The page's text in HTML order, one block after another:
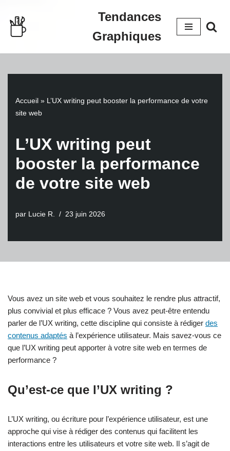
Aller
au
contenu
Tendances
Graphiques
Accueil » L’UX writing peut booster la performance de votre
site web
L’UX writing peut
booster la performance
de votre site web
par Lucie R. 23 juin 2026
Vous avez un site web et vous souhaitez le rendre plus attractif,
plus convivial et plus efficace ? Vous avez peut-être entendu
parler de l’UX writing, cette discipline qui consiste à rédiger des
contenus adaptés à l’expérience utilisateur. Mais savez-vous ce
que l’UX writing peut apporter à votre site web en termes de
performance ?
Qu’est-ce que l’UX writing ?
L’UX writing, ou écriture pour l’expérience utilisateur, est une
approche qui vise à rédiger des contenus qui facilitent les
interactions entre les utilisateurs et votre site web. Il s’agit de